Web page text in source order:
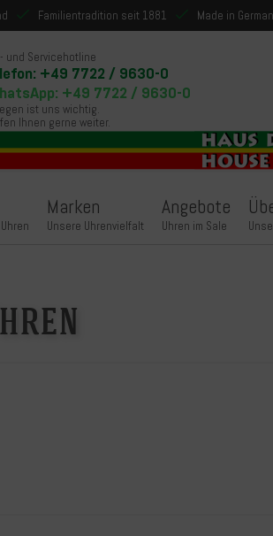
Familientradition seit 1881 Made in
und Servicehotline
+49 7722 / 9630-0
+49 7722 / 9630-0
ist uns wichtig.
Ihnen gerne weiter.
Marken
Unsere Uhrenvielfalt
Angebote
Uhren im Sale